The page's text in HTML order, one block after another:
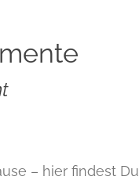
– hier findest Du